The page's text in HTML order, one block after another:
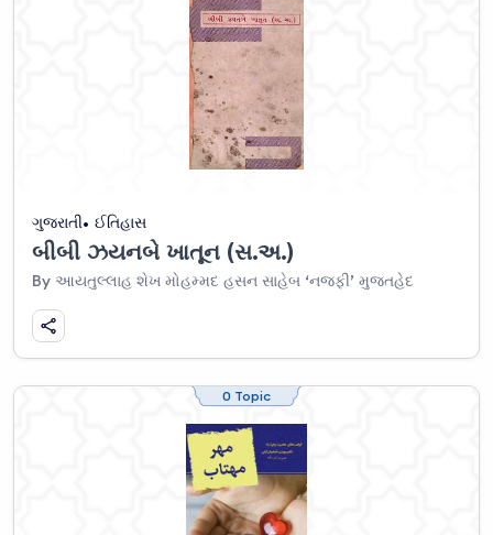
ગુજરાતી ઈતિહાસ
બીબી ઝયનબે ખાતૂન (સ.અ.)
By આયતુલ્લાહ શેખ મોહમ્મદ હસન સાહેબ ‘નજફી’ મુજતહેદ
0 Topic